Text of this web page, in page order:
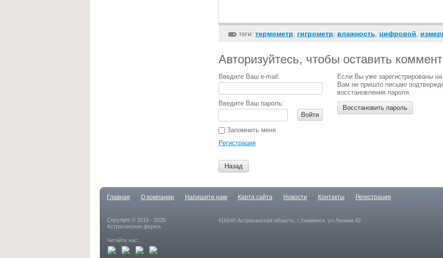
теги: термометр, гигрометр, влажность, цифровой,
Авторизуйтесь, чтобы оставить
Введите Ваш e-mail:
Введите Ваш пароль:
Войти
Запомнить меня
Регистрация
Если Вы уже зарегистрированы
Вам не пришло письмо
восстановления пароля.
Восстановить пароль
Назад
Главная О компании Напишите нам Карта сайта Новости Контакты Регистрация
Copyright © 2016 - 2026
Астраханская ферма
Читайте нас:
416540 Астраханская область, г.Знаменск, ул.Ленина 42